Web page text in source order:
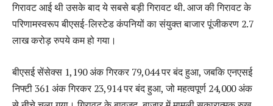
गिरावट आई थी उसके बाद ये सबसे बड़ी गिरावट थी. आज की गिरावट के
परिणामस्वरूप बीएसई-लिस्टेड कंपनियों का संयुक्त बाजार पूंजीकरण 2.7
लाख करोड़ रुपये कम हो गया।
बीएसई सेंसेक्स 1,190 अंक गिरकर 79,044 पर बंद हुआ, जबकि एनएसई
निफ्टी 361 अंक गिरकर 23,914 पर बंद हुआ, जो महत्वपूर्ण 24,000 अंक